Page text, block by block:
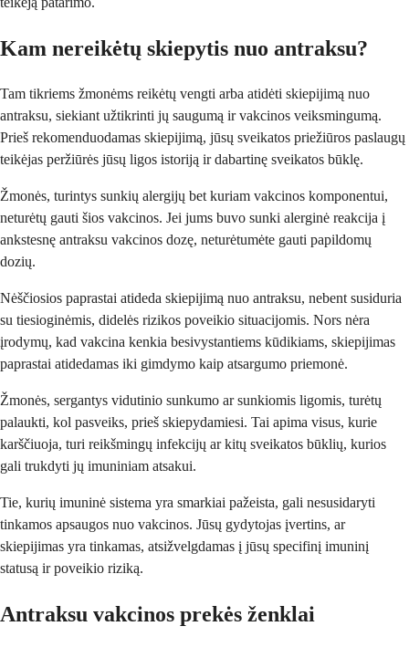
Kam nereikėtų skiepytis nuo antraksu?
Tam tikriems žmonėms reikėtų vengti arba atidėti skiepijimą nuo
antraksu, siekiant užtikrinti jų saugumą ir vakcinos veiksmingumą.
Prieš rekomenduodamas skiepijimą, jūsų sveikatos priežiūros paslaugų
teikėjas peržiūrės jūsų ligos istoriją ir dabartinę sveikatos būklę.
Žmonės, turintys sunkių alergijų bet kuriam vakcinos komponentui,
neturėtų gauti šios vakcinos. Jei jums buvo sunki alerginė reakcija į
ankstesnę antraksu vakcinos dozę, neturėtumėte gauti papildomų
dozių.
Nėščiosios paprastai atideda skiepijimą nuo antraksu, nebent susiduria
su tiesioginėmis, didelės rizikos poveikio situacijomis. Nors nėra
įrodymų, kad vakcina kenkia besivystantiems kūdikiams, skiepijimas
paprastai atidedamas iki gimdymo kaip atsargumo priemonė.
Žmonės, sergantys vidutinio sunkumo ar sunkiomis ligomis, turėtų
palaukti, kol pasveiks, prieš skiepydamiesi. Tai apima visus, kurie
karščiuoja, turi reikšmingų infekcijų ar kitų sveikatos būklių, kurios
gali trukdyti jų imuniniam atsakui.
Tie, kurių imuninė sistema yra smarkiai pažeista, gali nesusidaryti
tinkamos apsaugos nuo vakcinos. Jūsų gydytojas įvertins, ar
skiepijimas yra tinkamas, atsižvelgdamas į jūsų specifinį imuninį
statusą ir poveikio riziką.
Antraksu vakcinos prekės ženklai